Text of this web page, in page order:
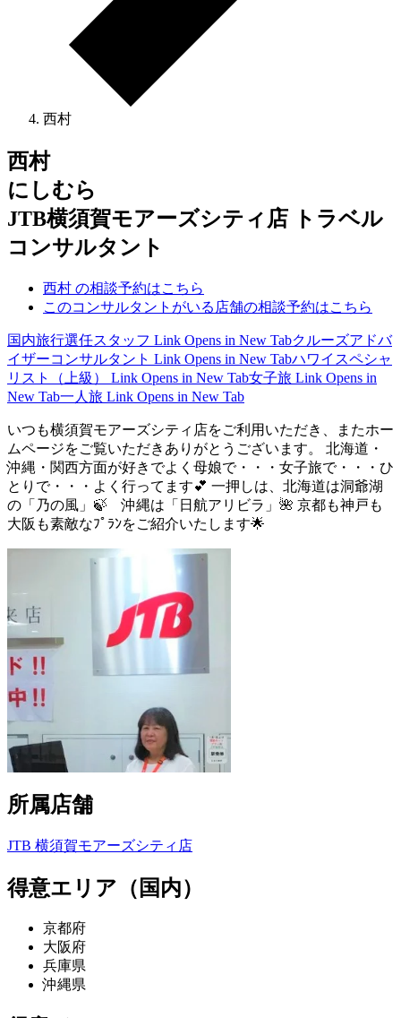
西村
西村
にしむら
JTB横須賀モアーズシティ店 トラベル
コンサルタント
西村 の相談予約はこちら
このコンサルタントがいる店舗の相談予約はこちら
国内旅行選任スタッフ Link Opens in New Tabクルーズアドバ
イザーコンサルタント Link Opens in New Tabハワイスペシャ
リスト（上級）
Link Opens in New Tab女子旅 Link Opens in
New Tab一人旅 Link Opens in New Tab
いつも横須賀モアーズシティ店をご利用いただき、またホー
ムページをご覧いただきありがとうございます。 北海道・
沖縄・関西方面が好きでよく母娘で・・・女子旅で・・・ひ
とりで・・・よく行ってます💕 一押しは、北海道は洞爺湖
の「乃の風」🍃 沖縄は「日航アリビラ」🌺 京都も神戸も
大阪も素敵なﾌﾟﾗﾝをご紹介いたします🌟
所属店舗
JTB 横須賀モアーズシティ店
得意エリア（国内）
京都府
大阪府
兵庫県
沖縄県